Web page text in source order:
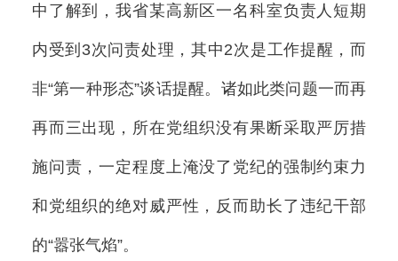
中了解到，我省某高新区一名科室负责人短期
内受到3次问责处理，其中2次是工作提醒，而
非“第一种形态”谈话提醒。诸如此类问题一而再
再而三出现，所在党组织没有果断采取严厉措
施问责，一定程度上淹没了党纪的强制约束力
和党组织的绝对威严性，反而助长了违纪干部
的“嚣张气焰”。